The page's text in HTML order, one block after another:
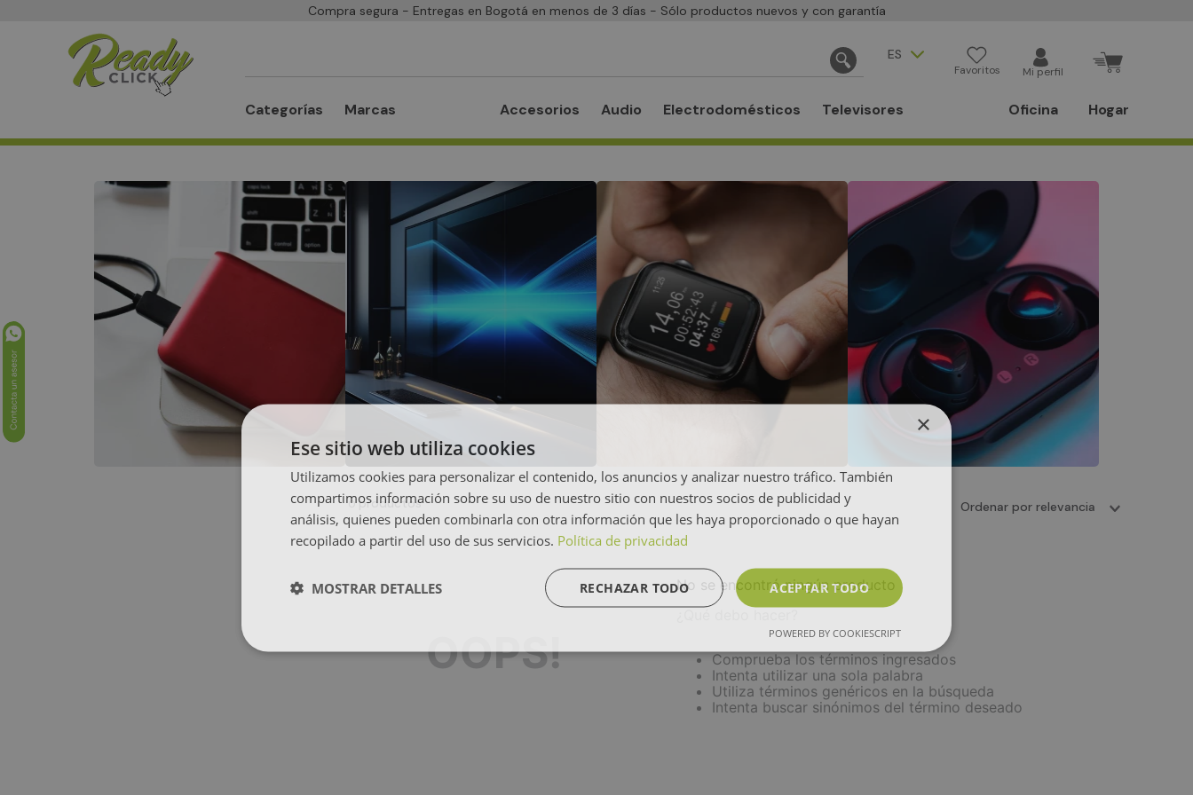
Compra segura - Entregas en Bogotá en menos de 3 días - Sólo productos nuevos y con garantía
ES
Favoritos Mi perfil
Categorías Marcas Accesorios Audio Electrodomésticos Televisores Oficina Hogar
0productos Ordenar por relevancia
OOPS!
No se encontró ningún producto
Comprueba los términos ingresados
Intenta utilizar una sola palabra
Utiliza términos genéricos en la búsqueda
Intenta buscar sinónimos del término deseado
×
Ese sitio web utiliza cookies
Utilizamos cookies para personalizar el contenido, los anuncios y analizar nuestro tráfico. También
compartimos información sobre su uso de nuestro sitio con nuestros socios de publicidad y
análisis, quienes pueden combinarla con otra información que les haya proporcionado o que hayan
recopilado a partir del uso de sus servicios. Política de privacidad
ACEPTAR TODO
RECHAZAR TODO
MOSTRAR DETALLES
POWERED BY COOKIESCRIPT